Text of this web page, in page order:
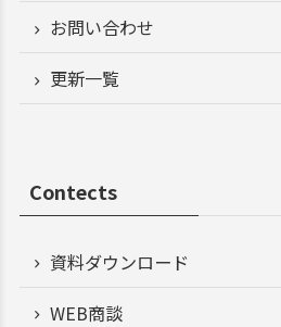
お問い合わせ
更新一覧
Contects
資料ダウンロード
WEB商談